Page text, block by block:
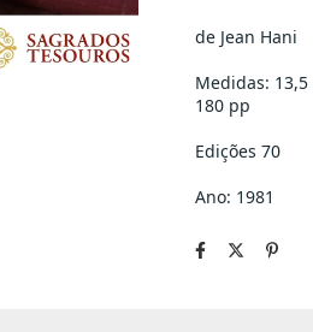
de Jean Hani
Medidas: 13,5
180 pp
Edições 70
Ano: 1981